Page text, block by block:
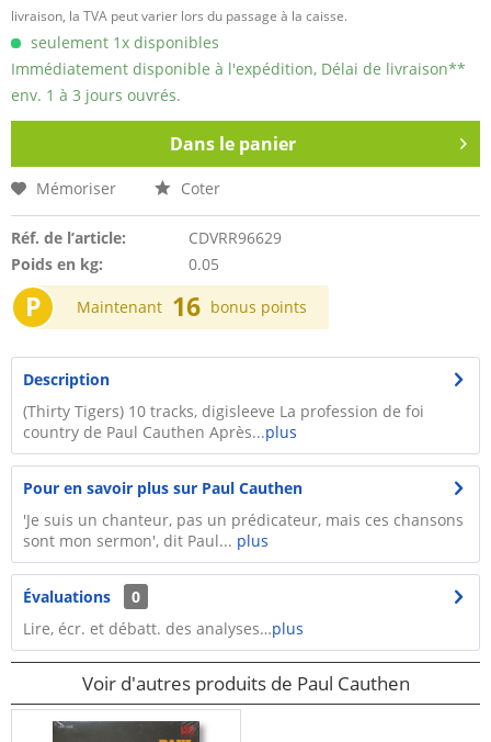
livraison, la TVA peut varier lors du passage à la caisse.
seulement 1x disponibles
Immédiatement disponible à l'expédition, Délai de livraison**
env. 1 à 3 jours ouvrés.
Dans le panier
Mémoriser Coter
Réf. de l’article:
CDVRR96629
Poids en kg:
0.05
P Maintenant 16 bonus points
Description
(Thirty Tigers) 10 tracks, digisleeve La profession de foi
country de Paul Cauthen Après...plus
Pour en savoir plus sur Paul Cauthen
'Je suis un chanteur, pas un prédicateur, mais ces chansons
sont mon sermon', dit Paul... plus
Évaluations
0
Lire, écr. et débatt. des analyses…plus
Voir d'autres produits de Paul Cauthen